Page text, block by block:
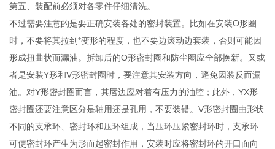
第五、装配前必须对各零件仔细清洗。
不过需要注意的是要正确安装各处的密封装置。比如在安装O形圈
时，不要将其拉到*变形的程度，也不要边滚动边套装，否则可能因
形成扭曲状而漏油。拆卸后的O形密封圈和防尘圈应全部换新。又或
者是安装Y形和V形密封圈时，要注意其安装方向，避免因装反而漏
油。对Y形密封圈而言，其唇边应对着有压力的油腔；此外，YX形
密封圈还要注意区分是轴用还是孔用，不要装错。V形密封圈由形状
不同的支承环、密封环和压环组成，当压环压紧密封环时，支承环
可使密封环产生为形而起密封作用，安装时应将密封环的开口面向